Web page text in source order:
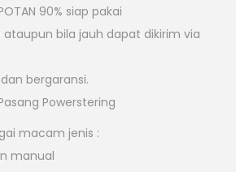
90% siap pakai
ataupun bila jauh dapat dikirim via
bergaransi.
Powerstering
macam jenis :
manual